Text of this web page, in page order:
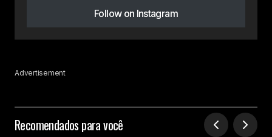
Follow on Instagram
Advertisement
Recomendados para você